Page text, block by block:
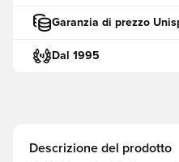
Garanzia di prezzo
Dal 1995
Descrizione del prodotto